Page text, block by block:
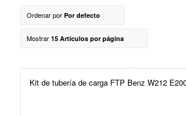
Ordenar por Por defecto
Mostrar 15 Artículos por página
Kit de tubería de carga FTP Benz W212